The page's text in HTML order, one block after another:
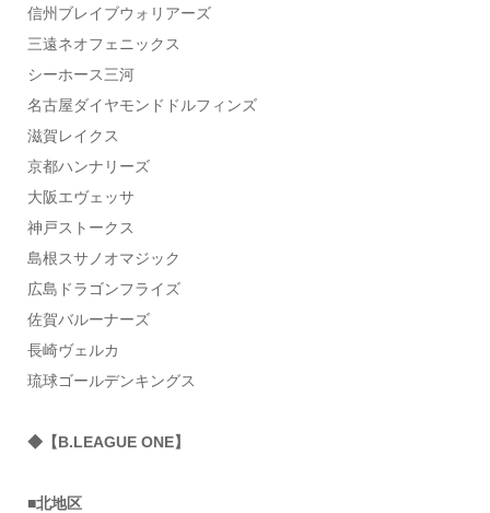
信州ブレイブウォリアーズ
三遠ネオフェニックス
シーホース三河
名古屋ダイヤモンドドルフィンズ
滋賀レイクス
京都ハンナリーズ
大阪エヴェッサ
神戸ストークス
島根スサノオマジック
広島ドラゴンフライズ
佐賀バルーナーズ
長崎ヴェルカ
琉球ゴールデンキングス
◆【B.LEAGUE ONE】
■北地区